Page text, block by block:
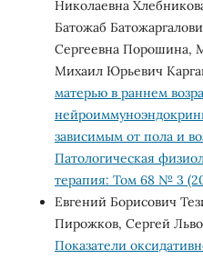
Николаевна
Батожаб
Сергеевна Порошина,
Михаил Юрьевич
матерью в раннем
зависимым от пола и
Патологическая
терапия: Том 68 № 3
Евгений Борисович
Пирожков, Сергей
Показатели